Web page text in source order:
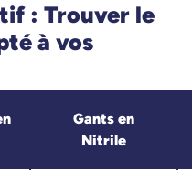
: Trouver le
à vos
Gants en
Nitrile